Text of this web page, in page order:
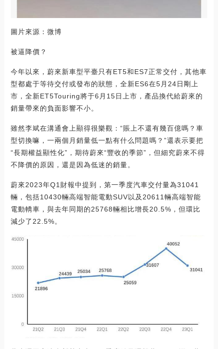
圖片來源：微博
被逼降價？
今年以來，蔚來新車型平臺只有ET5和ES7正常交付，其他車
型都處于等待交付或發布的狀態，全新ES6在5月24日剛上
市，全新ET5Touring將于6月15日上市，產品換代給蔚來的
銷量帶來的負面影響不小。
雖然李斌在溝通會上顯得很樂觀：“賬上不還有幾百億嗎？車
型切換嘛，一兩個月銷量低一點有什么問題嗎？”還表示要把
“長期權益顯性化”，期待蔚來“豐收的季節”，但細究蔚來不得
不降價的原因，還是因為低迷的銷量。
蔚來2023年Q1財報中提到，第一季度汽車交付量為31041
輛，包括10430輛高端智能電動SUV以及20611輛高端智能
電動轎車，與去年同期的25768輛相比增長20.5%，但環比
減少了22.5%。